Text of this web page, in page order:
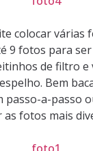
colocar várias
9 fotos para ser
de filtro e
Bem
a-passo
fotos mais